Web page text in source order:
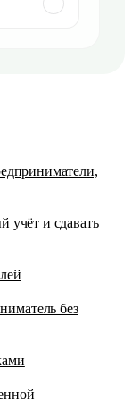
учёт и сдавать
без